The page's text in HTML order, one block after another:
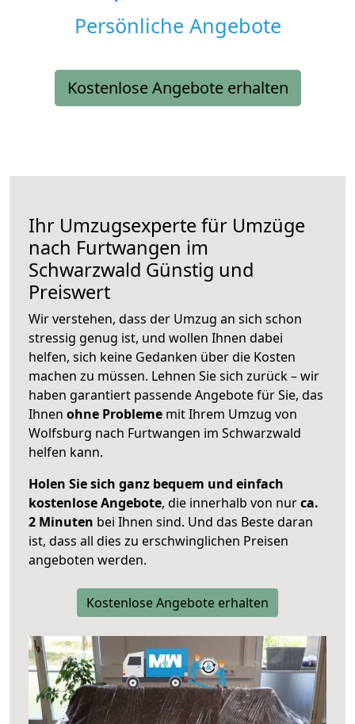
Persönliche Angebote
Kostenlose Angebote erhalten
Ihr Umzugsexperte für Umzüge
nach Furtwangen im
Schwarzwald Günstig und
Preiswert
Wir verstehen, dass der Umzug an sich schon
stressig genug ist, und wollen Ihnen dabei
helfen, sich keine Gedanken über die Kosten
machen zu müssen. Lehnen Sie sich zurück – wir
haben garantiert passende Angebote für Sie, das
Ihnen ohne Probleme mit Ihrem Umzug von
Wolfsburg nach Furtwangen im Schwarzwald
helfen kann.
Holen Sie sich ganz bequem und einfach
kostenlose Angebote, die innerhalb von nurca.
2 Minuten bei Ihnen sind. Und das Beste daran
ist, dass all dies zu erschwinglichen Preisen
angeboten werden.
Kostenlose Angebote erhalten